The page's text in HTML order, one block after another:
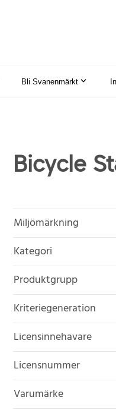
Bli Svanenmärkt
Bicycle
Miljömärkning
Kategori
Produktgrupp
Kriteriegeneration
Licensinnehavare
Licensnummer
Varumärke